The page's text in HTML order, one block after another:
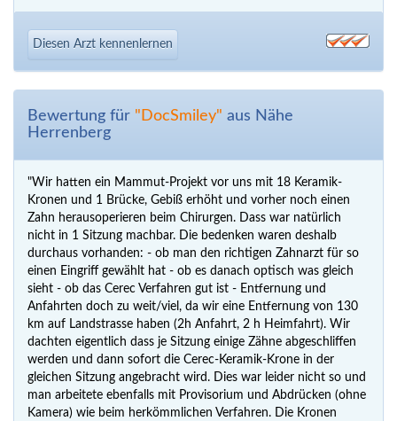
Diesen Arzt kennenlernen
Bewertung für "DocSmiley" aus Nähe
Herrenberg
"Wir hatten ein Mammut-Projekt vor uns mit 18 Keramik-
Kronen und 1 Brücke, Gebiß erhöht und vorher noch einen
Zahn herausoperieren beim Chirurgen. Dass war natürlich
nicht in 1 Sitzung machbar. Die bedenken waren deshalb
durchaus vorhanden: - ob man den richtigen Zahnarzt für so
einen Eingriff gewählt hat - ob es danach optisch was gleich
sieht - ob das Cerec Verfahren gut ist - Entfernung und
Anfahrten doch zu weit/viel, da wir eine Entfernung von 130
km auf Landstrasse haben (2h Anfahrt, 2 h Heimfahrt). Wir
dachten eigentlich dass je Sitzung einige Zähne abgeschliffen
werden und dann sofort die Cerec-Keramik-Krone in der
gleichen Sitzung angebracht wird. Dies war leider nicht so und
man arbeitete ebenfalls mit Provisorium und Abdrücken (ohne
Kamera) wie beim herkömmlichen Verfahren. Die Kronen